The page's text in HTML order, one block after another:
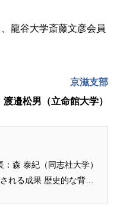
龍谷大学斎藤文彦会員
京滋支部
邉松男（立命館大学）
森 泰紀（同志社大学）
れる成果 歴史的な背景